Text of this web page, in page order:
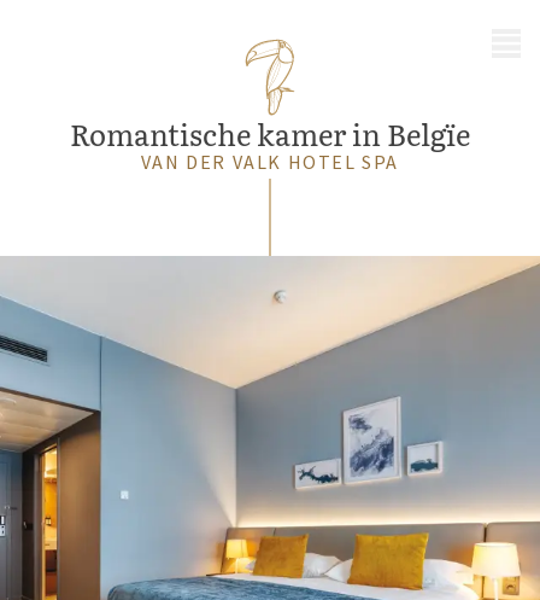
Romantische kamer in Belgïe
VAN DER VALK HOTEL SPA